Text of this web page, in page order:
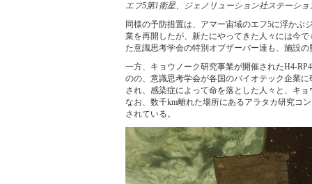
エフ5第1衛星、ジェノリューション社ステーショ
同様の予防措置は、アマー宙域のエフ5に浮かぶ
業を再開したが、新たにやってきた人々には今
た意識思考学会の特別オブザーバー達も、施設
一方、キョウノーク研究事業が開催されたH4-
のの、意識思考学会が各国のバイオテック企業
され、感染症によって命を落とした人々と、キ
なお、数千km離れた場所にあるアラタカ研究コ
されている。